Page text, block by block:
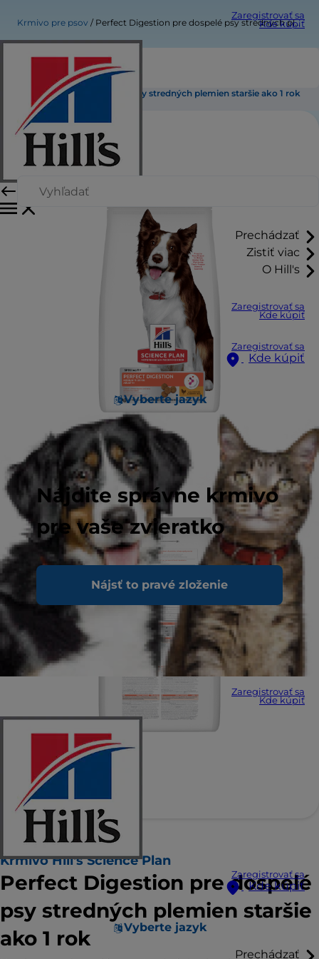
Zaregistrovať sa
Kde kúpiť
Prechádzať
Zistiť viac
O Hill's
Zaregistrovať sa
Kde kúpiť
Zaregistrovať sa
Kde kúpiť
Vyberte jazyk
Nájdite správne krmivo
pre vaše zvieratko
Nájsť to pravé zloženie
Zaregistrovať sa
Kde kúpiť
Zaregistrovať sa
Kde kúpiť
Vyberte jazyk
Prechádzať
Krmivo pre psov Perfect Digestion pre dospelé psy stredných plemien staršie ako 1 rok
Perfect Digestion pre dospelé psy stredných plemien staršie ako 1 rok
Krmivo Hill's Science Plan
Perfect Digestion pre dospelé
psy stredných plemien staršie
ako 1 rok